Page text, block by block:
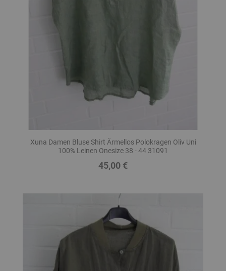
Xuna Damen Bluse Shirt Ärmellos Polokragen Oliv Uni
100% Leinen Onesize 38 - 44 31091
Preis
45,00 €